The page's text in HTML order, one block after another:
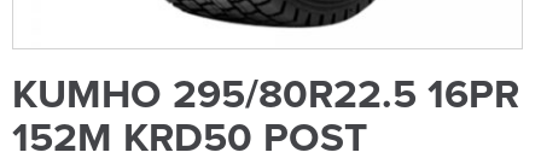
KUMHO 295/80R22.5 16PR
152M KRD50 POST